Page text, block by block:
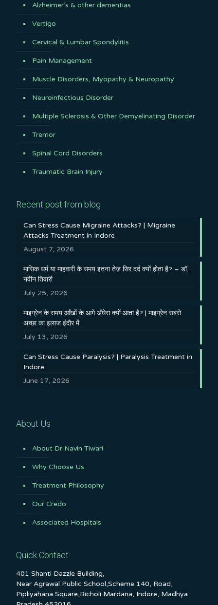
Alzheimer’s & other dementias
Vertigo
Cervical & Lumbar Spondylitis
Pain Management
Muscle Disorders, Myopathy & Neuropathy
Neuroinfectious Disorder
Multiple Sclerosis & Other Demyelinating Disorder
Tremor
Spinal Cord Disorders
Traumatic Brain Injury
Recent post from blog
Can Stress Cause Migraine Attacks? | Migraine
Attacks Treatment in Indore
August 7, 2026
मासिक धर्म या माहवारी के समय इतना तेज़ सिर दर्द क्यों होता है? – डॉ.
नवीन तिवारी
July 25, 2026
माइग्रेन के समय आँखों के आगे अँधेरा क्यों आता है? | माइग्रेन सबसे
अच्छा का इलाज इंदौर में
July 13, 2026
Can Stress Cause Paralysis? | Paralysis Treatment in
Indore
June 17, 2026
About Us
About Dr Navin Tiwari
Why Choose Us
Treatment Philosophy
Our Credo
Associated Hospitals
Quick Contact
401 Shanti Dazzle Building,
Near Agrawal Public School,Scheme 140, Road,
Pipliyahana Square,Bicholi Mardana, Indore, Madhya